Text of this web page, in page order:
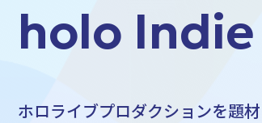
holo Indie
ホロライブプロダクションを題